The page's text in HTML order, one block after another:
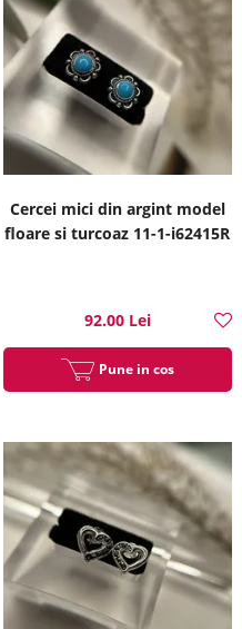
Cercei mici din argint model
floare si turcoaz 11-1-i62415R
92.00 Lei
Pune in cos